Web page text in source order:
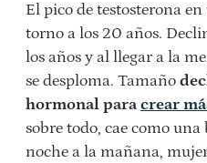
El pico de testosterona
torno a los 20 años.
los años y al llegar a la
se desploma. Tamaño
hormonal para crear
sobre todo, cae como
noche a la mañana,